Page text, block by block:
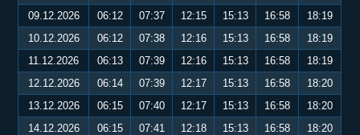
09.12.2026
06:12 07:37 12:15 15:13 16:58
18:19
10.12.2026
06:12 07:38 12:16 15:13 16:58
18:19
11.12.2026
06:13 07:39 12:16 15:13 16:58
18:19
12.12.2026
06:14 07:39 12:17 15:13 16:58
18:20
13.12.2026
06:15 07:40 12:17 15:13 16:58
18:20
14.12.2026
06:15 07:41 12:18 15:13 16:58
18:20